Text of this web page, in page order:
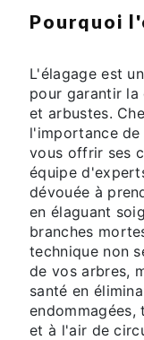
Pourquoi
L'élagage est
pour garantir la
et arbustes.
l'importance
vous offrir ses
équipe
dévouée à
en élaguant
branches
technique non
de vos arbres,
santé en
et à l'air de